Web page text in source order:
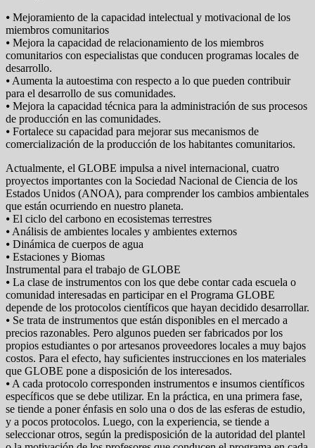
⦁ Mejoramiento de la capacidad intelectual y motivacional de los
miembros comunitarios
⦁ Mejora la capacidad de relacionamiento de los miembros
comunitarios con especialistas que conducen programas locales de
desarrollo.
⦁ Aumenta la autoestima con respecto a lo que pueden contribuir
para el desarrollo de sus comunidades.
⦁ Mejora la capacidad técnica para la administración de sus procesos
de producción en las comunidades.
⦁ Fortalece su capacidad para mejorar sus mecanismos de
comercialización de la producción de los habitantes comunitarios.
Actualmente, el GLOBE impulsa a nivel internacional, cuatro
proyectos importantes con la Sociedad Nacional de Ciencia de los
Estados Unidos (ANOA), para comprender los cambios ambientales
que están ocurriendo en nuestro planeta.
⦁ El ciclo del carbono en ecosistemas terrestres
⦁ Análisis de ambientes locales y ambientes externos
⦁ Dinámica de cuerpos de agua
⦁ Estaciones y Biomas
Instrumental para el trabajo de GLOBE
⦁ La clase de instrumentos con los que debe contar cada escuela o
comunidad interesadas en participar en el Programa GLOBE
depende de los protocolos científicos que hayan decidido desarrollar.
⦁ Se trata de instrumentos que están disponibles en el mercado a
precios razonables. Pero algunos pueden ser fabricados por los
propios estudiantes o por artesanos proveedores locales a muy bajos
costos. Para el efecto, hay suficientes instrucciones en los materiales
que GLOBE pone a disposición de los interesados.
⦁ A cada protocolo corresponden instrumentos e insumos científicos
específicos que se debe utilizar. En la práctica, en una primera fase,
se tiende a poner énfasis en solo una o dos de las esferas de estudio,
y a pocos protocolos. Luego, con la experiencia, se tiende a
seleccionar otros, según la predisposición de la autoridad del plantel